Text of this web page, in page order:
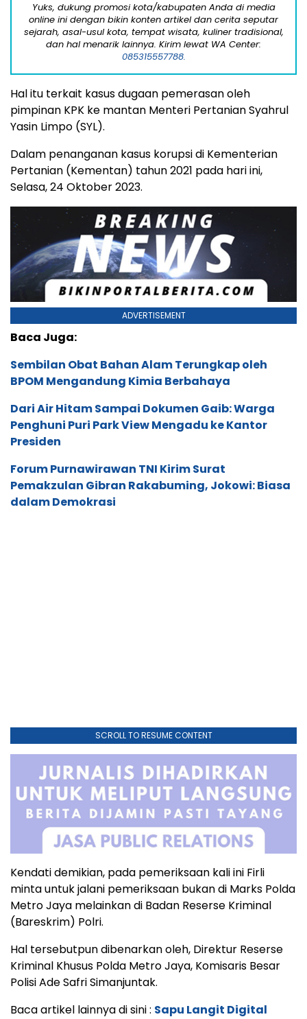
Yuks, dukung promosi kota/kabupaten Anda di media
online ini dengan bikin konten artikel dan cerita seputar
sejarah, asal-usul kota, tempat wisata, kuliner tradisional,
dan hal menarik lainnya. Kirim lewat WA Center:
085315557788.
Hal itu terkait kasus dugaan pemerasan oleh
pimpinan KPK ke mantan Menteri Pertanian Syahrul
Yasin Limpo (SYL).
Dalam penanganan kasus korupsi di Kementerian
Pertanian (Kementan) tahun 2021 pada hari ini,
Selasa, 24 Oktober 2023.
ADVERTISEMENT
Baca Juga:
Sembilan Obat Bahan Alam Terungkap oleh
BPOM Mengandung Kimia Berbahaya
Dari Air Hitam Sampai Dokumen Gaib: Warga
Penghuni Puri Park View Mengadu ke Kantor
Presiden
Forum Purnawirawan TNI Kirim Surat
Pemakzulan Gibran Rakabuming, Jokowi: Biasa
dalam Demokrasi
SCROLL TO RESUME CONTENT
Kendati demikian, pada pemeriksaan kali ini Firli
minta untuk jalani pemeriksaan bukan di Marks Polda
Metro Jaya melainkan di Badan Reserse Kriminal
(Bareskrim) Polri.
Hal tersebutpun dibenarkan oleh, Direktur Reserse
Kriminal Khusus Polda Metro Jaya, Komisaris Besar
Polisi Ade Safri Simanjuntak.
Baca artikel lainnya di sini : Sapu Langit Digital